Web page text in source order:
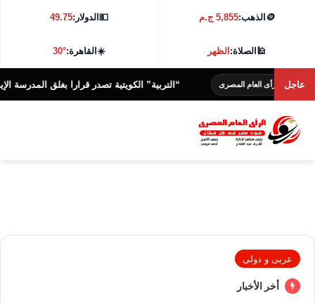
🪙 الذهب:5,855 ج.م 💵الدولار:49.75
🕌الصلاة:الظهر ☀️القاهرة:30°
عاجل
الرأى العام المصرى “التربية” الكويتية تصدر قرارا بغلق المدرسة الإيرانية
عربى و دولى
أخر الأخبار